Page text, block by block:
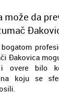
može da
Đakovica
i overe bilo
koju se